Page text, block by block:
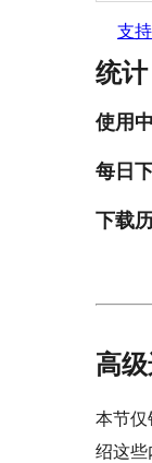
支持
统计
使用
每日
下载
高
本节
绍这些